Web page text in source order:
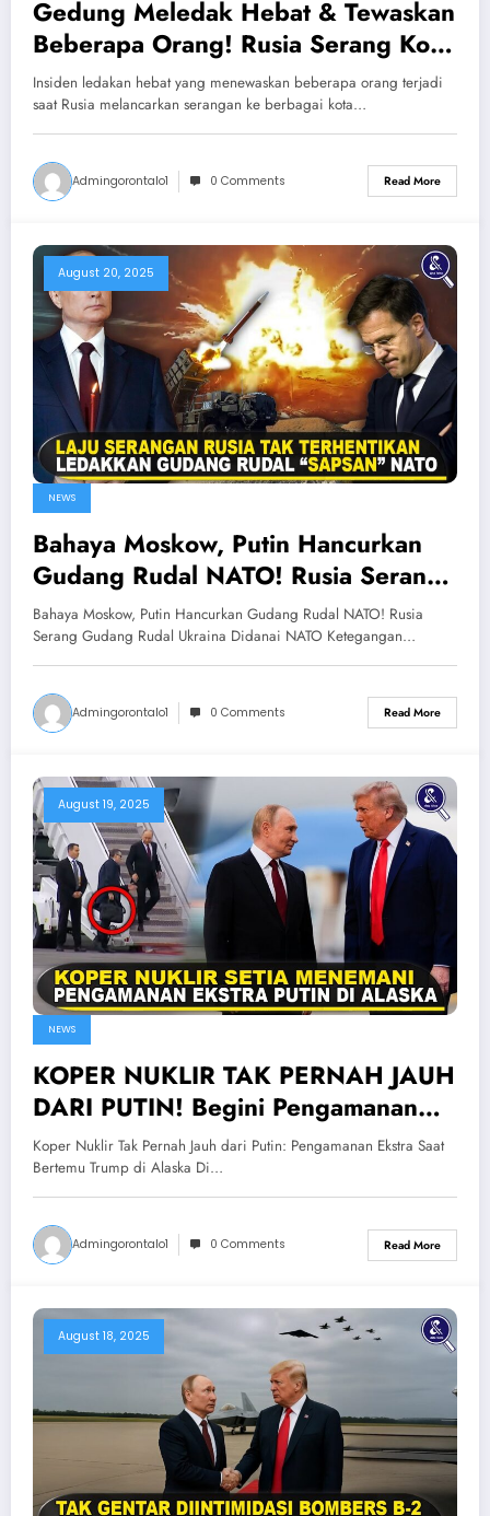
Gedung Meledak Hebat & Tewaskan
Beberapa Orang! Rusia Serang Kota-
kota Ukraina Saat Zelensky Temui
Trump
Insiden ledakan hebat yang menewaskan beberapa orang terjadi
saat Rusia melancarkan serangan ke berbagai kota…
Admingorontalo1 0 Comments Read More
August 20, 2025
NEWS
Bahaya Moskow, Putin Hancurkan
Gudang Rudal NATO! Rusia Serang
Gudang Rudal Ukraina Didanai
NATO
Bahaya Moskow, Putin Hancurkan Gudang Rudal NATO! Rusia
Serang Gudang Rudal Ukraina Didanai NATO Ketegangan…
Admingorontalo1 0 Comments Read More
August 19, 2025
NEWS
KOPER NUKLIR TAK PERNAH JAUH
DARI PUTIN! Begini Pengamanan
Ekstra Putin Bertemu Trump di
Alaska
Koper Nuklir Tak Pernah Jauh dari Putin: Pengamanan Ekstra Saat
Bertemu Trump di Alaska Di…
Admingorontalo1 0 Comments Read More
August 18, 2025